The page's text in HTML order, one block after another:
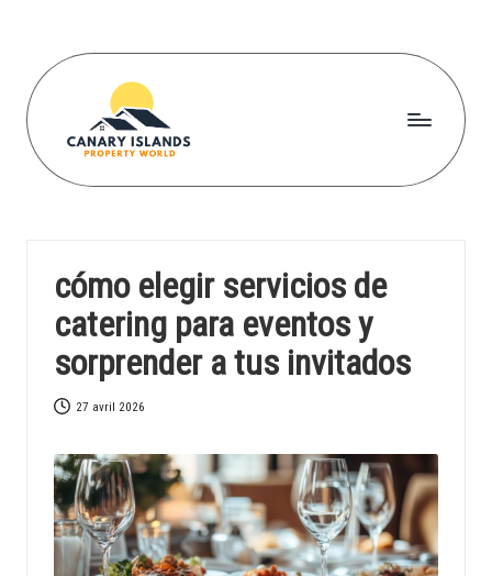
content
C
a
r
yi
s
l
a
n
d
cómo elegir servicios de
catering para eventos y
sorprender a tus invitados
27 avril 2026